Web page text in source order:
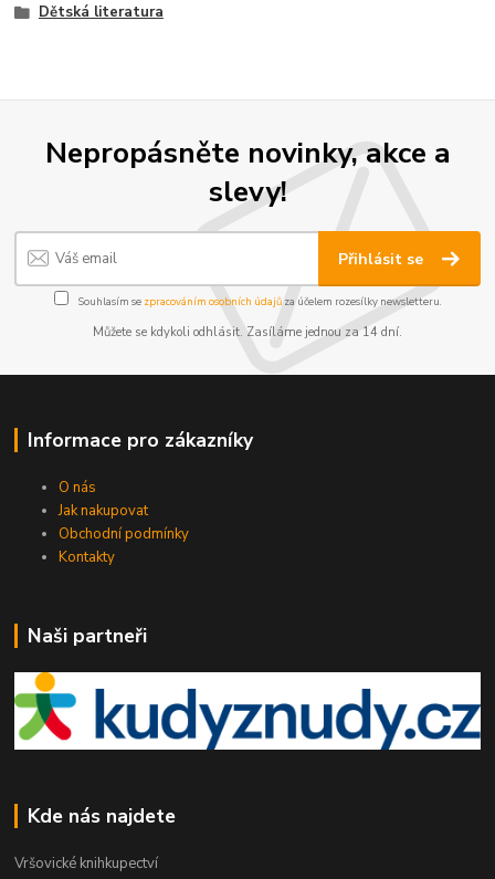
Dětská literatura
Nepropásněte novinky, akce a
slevy!
Přihlásit se
Souhlasím se zpracováním osobních údajůza účelem rozesílky newsletteru.
Můžete se kdykoli odhlásit. Zasíláme jednou za 14 dní.
Informace pro zákazníky
O nás
Jak nakupovat
Obchodní podmínky
Kontakty
Naši partneři
Kde nás najdete
Vršovické knihkupectví